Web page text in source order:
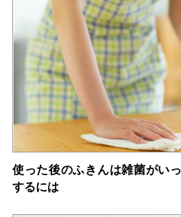
使った後のふきんは雑菌がい
するには